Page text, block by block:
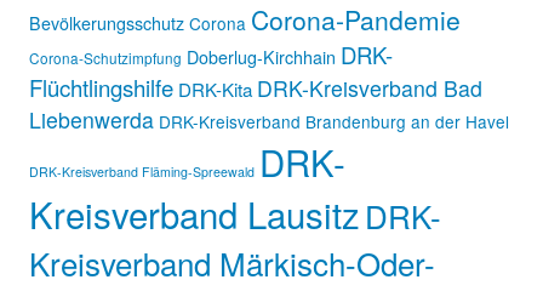
Bevölkerungsschutz Corona Corona-Pandemie
Corona-Schutzimpfung Doberlug-Kirchhain DRK-
Flüchtlingshilfe DRK-Kita DRK-Kreisverband Bad
Liebenwerda DRK-Kreisverband Brandenburg an der Havel
DRK-Kreisverband Fläming-Spreewald DRK-
Kreisverband LausitzDRK-
Kreisverband Märkisch-Oder-